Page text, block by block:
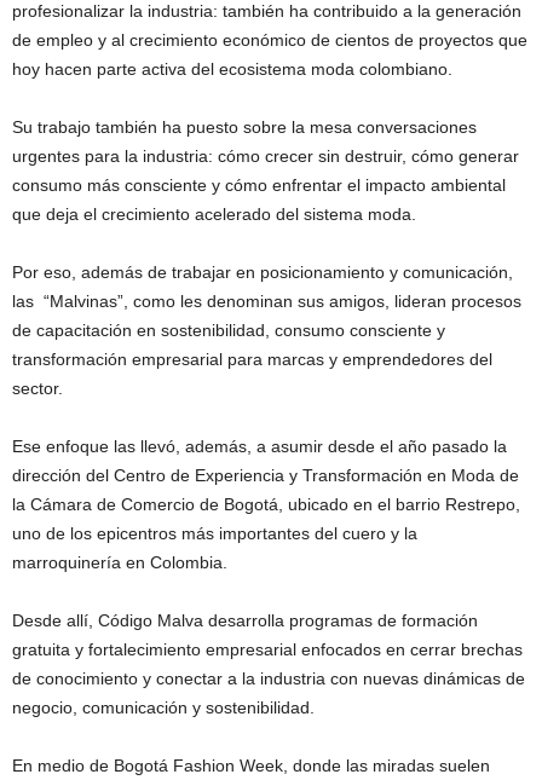
profesionalizar la industria: también ha contribuido a la generación
de empleo y al crecimiento económico de cientos de proyectos que
hoy hacen parte activa del ecosistema moda colombiano.
Su trabajo también ha puesto sobre la mesa conversaciones
urgentes para la industria: cómo crecer sin destruir, cómo generar
consumo más consciente y cómo enfrentar el impacto ambiental
que deja el crecimiento acelerado del sistema moda.
Por eso, además de trabajar en posicionamiento y comunicación,
las “Malvinas”, como les denominan sus amigos, lideran procesos
de capacitación en sostenibilidad, consumo consciente y
transformación empresarial para marcas y emprendedores del
sector.
Ese enfoque las llevó, además, a asumir desde el año pasado la
dirección del Centro de Experiencia y Transformación en Moda de
la Cámara de Comercio de Bogotá, ubicado en el barrio Restrepo,
uno de los epicentros más importantes del cuero y la
marroquinería en Colombia.
Desde allí, Código Malva desarrolla programas de formación
gratuita y fortalecimiento empresarial enfocados en cerrar brechas
de conocimiento y conectar a la industria con nuevas dinámicas de
negocio, comunicación y sostenibilidad.
En medio de Bogotá Fashion Week, donde las miradas suelen